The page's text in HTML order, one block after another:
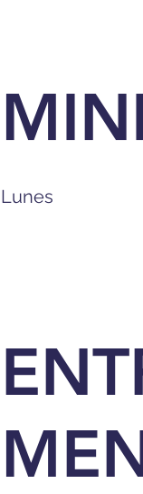
Lunes